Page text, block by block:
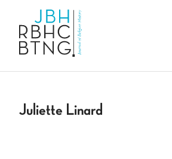
Juliette Linard